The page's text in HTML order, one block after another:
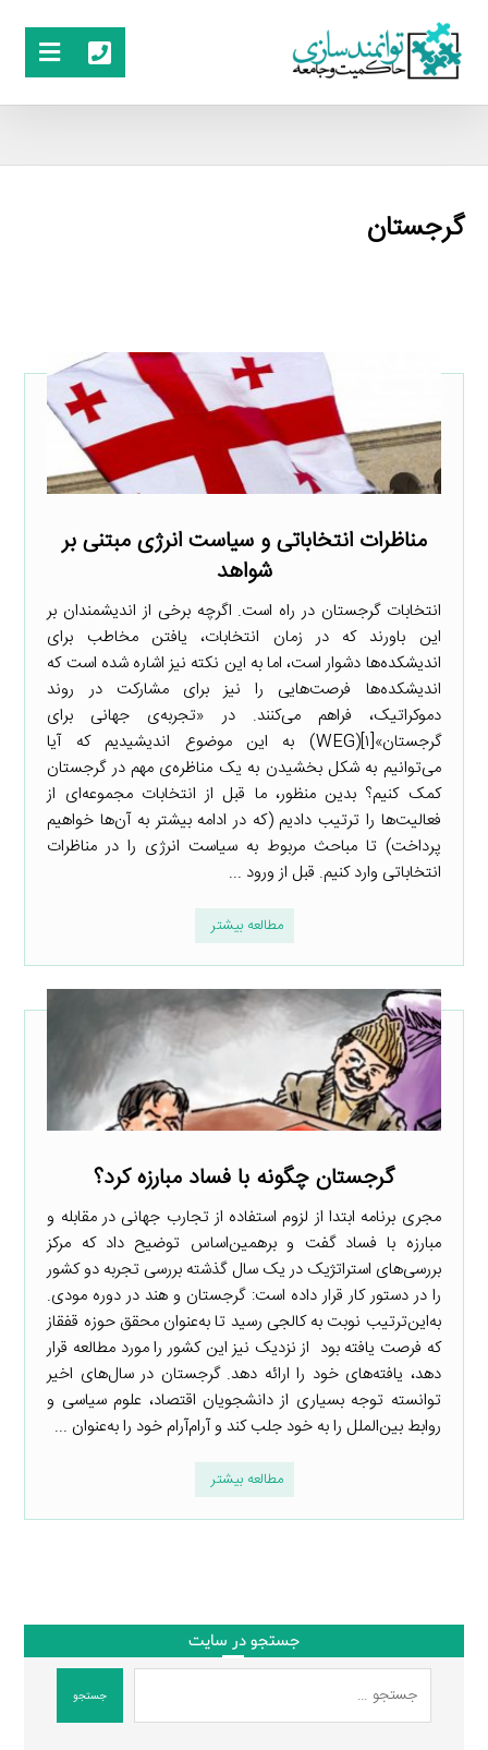
گرجستان
مناظرات انتخاباتی و سیاست انرژی مبتنی بر
شواهد
انتخابات گرجستان در راه است. اگرچه برخی از اندیشمندان بر
این باورند که در زمان انتخابات، یافتن مخاطب برای
اندیشکده‌ها دشوار است، اما به این نکته نیز اشاره شده است که
اندیشکده‌ها فرصت‌هایی را نیز برای مشارکت در روند
دموکراتیک، فراهم می‌کنند. در «تجربه‌ی جهانی برای
گرجستان»[۱](WEG) به این موضوع اندیشیدیم که آیا
می‌توانیم به شکل بخشیدن به یک مناظره‌ی مهم در گرجستان
کمک کنیم؟ بدین منظور، ما قبل از انتخابات مجموعه‌ای از
فعالیت‌ها را ترتیب دادیم (که در ادامه بیشتر به آن‌ها خواهیم
پرداخت) تا مباحث مربوط به سیاست انرژی را در مناظرات
انتخاباتی وارد کنیم. قبل از ورود ...
مطالعه بیشتر
گرجستان چگونه با فساد مبارزه کرد؟
مجری برنامه ابتدا از لزوم استفاده از تجارب جهانی در مقابله و
مبارزه با فساد گفت و برهمین‌اساس توضیح داد که مرکز
بررسی‌های استراتژیک در یک سال گذشته بررسی تجربه دو کشور
را در دستور کار قرار داده است: گرجستان و هند در دوره مودی.
به‌این‌ترتیب نوبت به کالجی رسید تا به‌عنوان محقق حوزه قفقاز
که فرصت یافته بود ‌ از نزدیک نیز این کشور را مورد مطالعه قرار
دهد، یافته‌های خود را ارائه دهد. گرجستان در سال‌های اخیر
توانسته توجه بسیاری از دانشجویان اقتصاد، علوم سیاسی و
روابط بین‌الملل را به خود جلب کند و آرام‌آرام خود را به‌عنوان ...
مطالعه بیشتر
جستجو در سایت
جستجو